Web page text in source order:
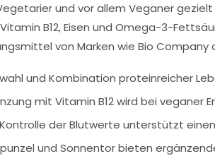
und vor allem Veganer
B12, Eisen und Omega-3-
von Marken wie Bio
und Kombination proteinreicher
mit Vitamin B12 wird bei veganer
der Blutwerte unterstützt
und Sonnentor bieten